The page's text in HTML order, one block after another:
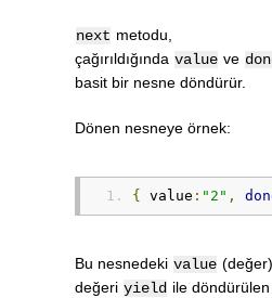
next metodu,
çağırıldığında value ve
basit bir nesne döndürür.
Dönen nesneye örnek:
{ value : "2" ,
Bu nesnedeki value
değeri yield ile